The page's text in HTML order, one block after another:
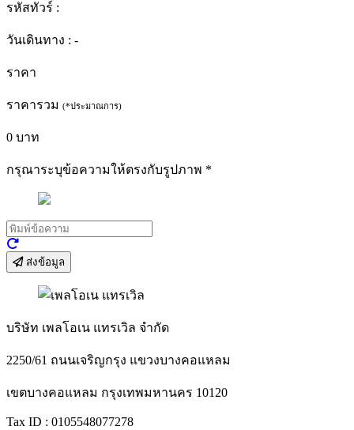
รหัสทัวร์ :
วันเดินทาง : -
ราคา
ราคารวม (*ประมาณการ)
0 บาท
กรุณาระบุข้อความให้ตรงกับรูปภาพ *
ส่งข้อมูล
บริษัท เพลโอเน แทรเวิล จำกัด
2250/61 ถนนเจริญกรุง แขวงบางคอแหลม
เขตบางคอแหลม กรุงเทพมหานคร 10120
Tax ID : 0105548077278